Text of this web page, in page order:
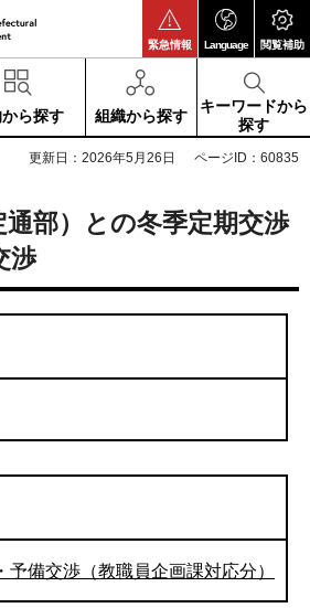
緊急情報 Language 閲覧補助
から探す 組織から探す
キーワードから
探す
更新日：2026年5月26日 ページID：60835
通部）との冬季定期交渉
渉
備交渉（教職員企画課対応分）